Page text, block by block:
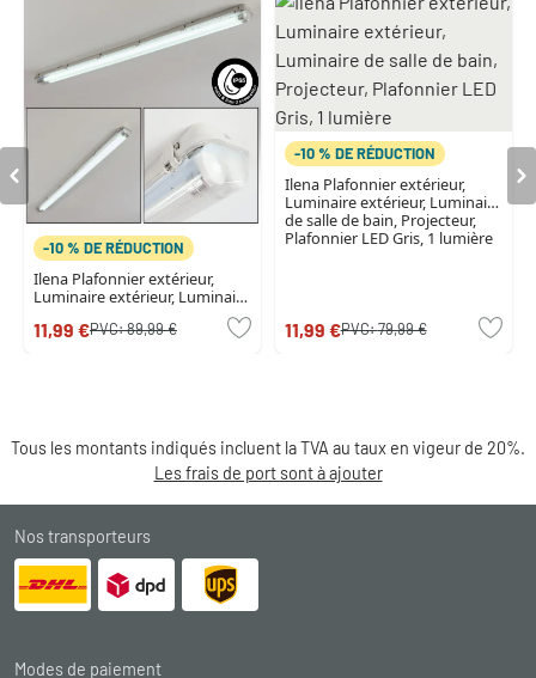
-10 % DE RÉDUCTION
Ilena Plafonnier extérieur,
Luminaire extérieur, Luminaire
Plafonnier LED Gris, 1 lumière
11,99 €PVC:89,99 €
-10 % DE RÉDUCTION
Ilena Plafonnier extérieur,
Luminaire extérieur, Luminaire
de salle de bain, Projecteur,
Plafonnier LED Gris, 1 lumière
11,99 €PVC:79,99 €
Tous les montants indiqués incluent la TVA au taux en vigeur de 20%.
Les frais de port sont à ajouter
Nos transporteurs
Modes de paiement